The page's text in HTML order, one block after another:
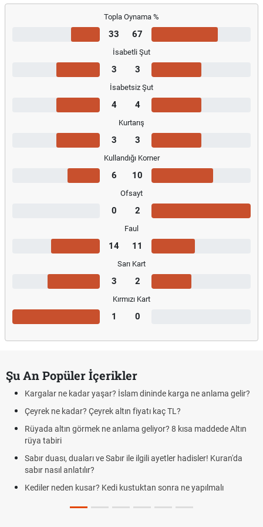
Topla Oynama %
33 67
İsabetli Şut
3 3
İsabetsiz Şut
4 4
Kurtarış
3 3
Kullandığı Korner
6 10
Ofsayt
0 2
Faul
14 11
Sarı Kart
3 2
Kırmızı Kart
1 0
Şu An Popüler İçerikler
Kargalar ne kadar yaşar? İslam dininde karga ne anlama gelir?
Çeyrek ne kadar? Çeyrek altın fiyatı kaç TL?
Rüyada altın görmek ne anlama geliyor? 8 kısa maddede Altın
rüya tabiri
Sabır duası, duaları ve Sabır ile ilgili ayetler hadisler! Kuran'da
sabır nasıl anlatılır?
Kediler neden kusar? Kedi kustuktan sonra ne yapılmalı